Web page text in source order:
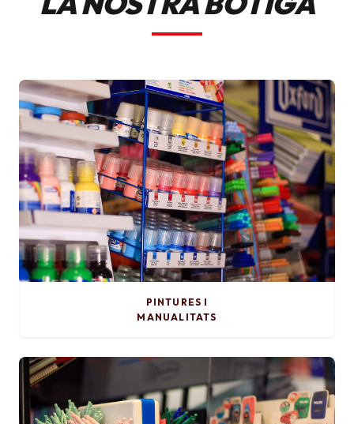
PINTURES I
MANUALITATS